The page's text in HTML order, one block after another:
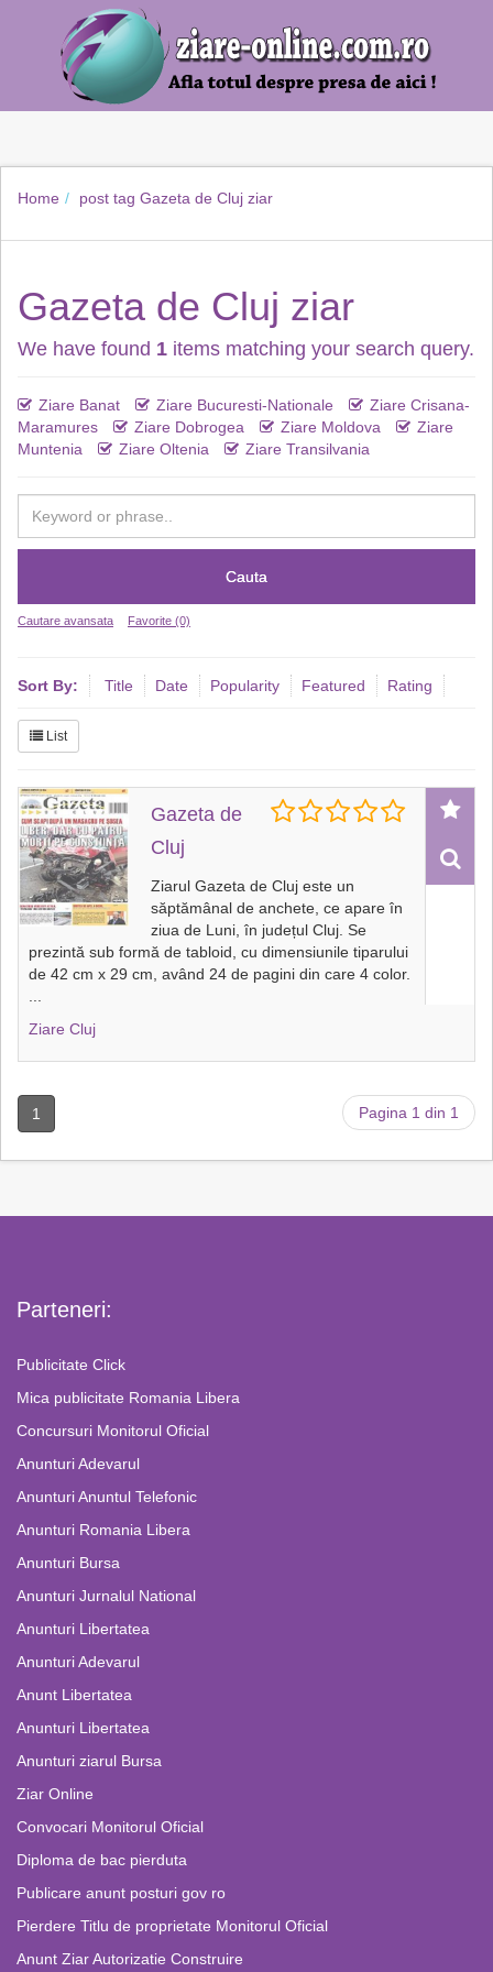
Home post tag Gazeta de Cluj ziar
Gazeta de Cluj ziar
We have found 1 items matching your search query.
Ziare Banat Ziare Bucuresti-Nationale
Ziare Crisana-
Maramures
Ziare Dobrogea Ziare Moldova
Ziare
Muntenia
Ziare Oltenia Ziare Transilvania
Cauta
Cautare avansata Favorite (0)
Sort By: Title Date Popularity Featured Rating
List
Gazeta de
Cluj
Ziarul Gazeta de Cluj este un
săptămânal de anchete, ce apare în
ziua de Luni, în județul Cluj. Se
prezintă sub formă de tabloid, cu dimensiunile tiparului
de 42 cm x 29 cm, având 24 de pagini din care 4 color.
Ziare Cluj
1 Pagina 1 din 1
Parteneri:
Publicitate Click
Mica publicitate Romania Libera
Concursuri Monitorul Oficial
Anunturi Adevarul
Anunturi Anuntul Telefonic
Anunturi Romania Libera
Anunturi Bursa
Anunturi Jurnalul National
Anunturi Libertatea
Anunturi Adevarul
Anunt Libertatea
Anunturi Libertatea
Anunturi ziarul Bursa
Ziar Online
Convocari Monitorul Oficial
Diploma de bac pierduta
Publicare anunt posturi gov ro
Pierdere Titlu de proprietate Monitorul Oficial
Anunt Ziar Autorizatie Construire